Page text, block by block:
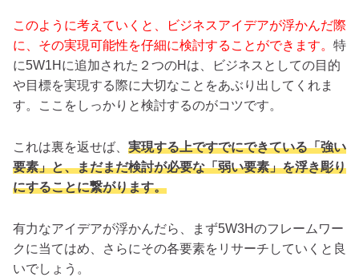
このように考えていくと、ビジネスアイデアが浮かんだ際
に、その実現可能性を仔細に検討することができます。 特
に5W1Hに追加された２つのHは、ビジネスとしての目的
や目標を実現する際に大切なことをあぶり出してくれま
す。ここをしっかりと検討するのがコツです。
これは裏を返せば、 実現する上ですでにできている「強い
要素」と、まだまだ検討が必要な「弱い要素」を浮き彫り
にすることに繋がります。
有力なアイデアが浮かんだら、まず5W3Hのフレームワー
クに当てはめ、さらにその各要素をリサーチしていくと良
いでしょう。